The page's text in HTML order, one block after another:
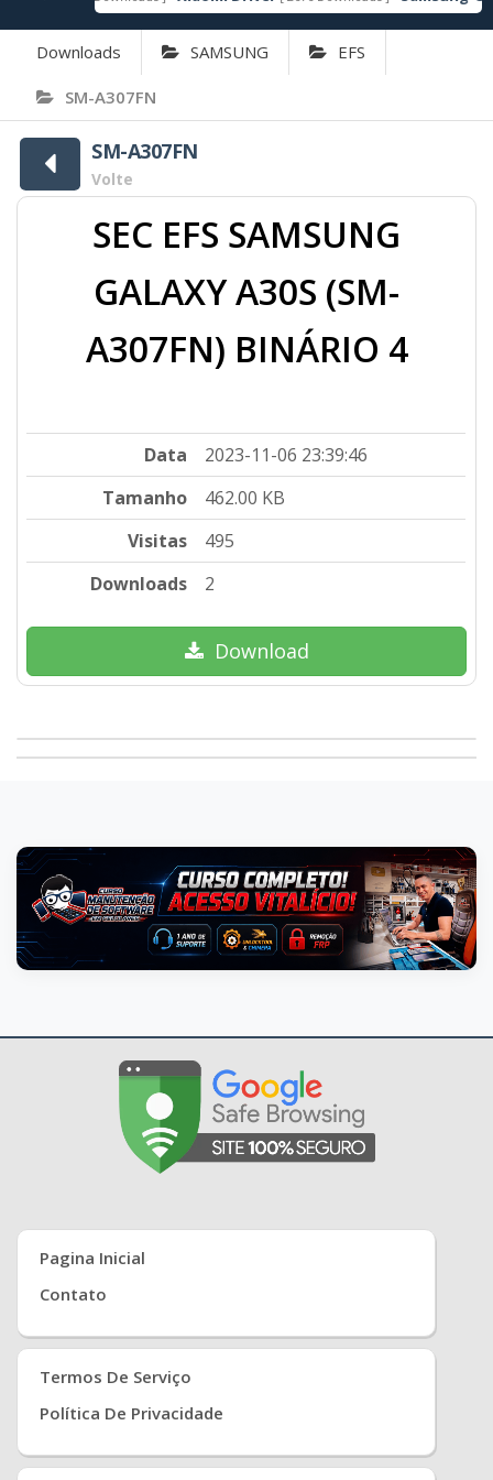
Downloads SAMSUNG EFS
SM-A307FN
SM-A307FN
Volte
SEC EFS SAMSUNG
GALAXY A30S (SM-
A307FN) BINÁRIO 4
Data
2023-11-06 23:39:46
Tamanho
462.00 KB
Visitas
495
Downloads
2
Download
Pagina Inicial
Contato
Termos De Serviço
Política De Privacidade